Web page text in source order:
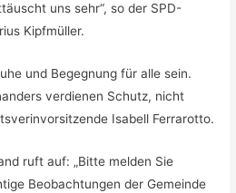
uns sehr“, so der SPD-
Kipfmüller.
und Begegnung für alle sein.
verdienen Schutz, nicht
Isabell Ferrarotto.
ruft auf: „Bitte melden Sie
Beobachtungen der Gemeinde